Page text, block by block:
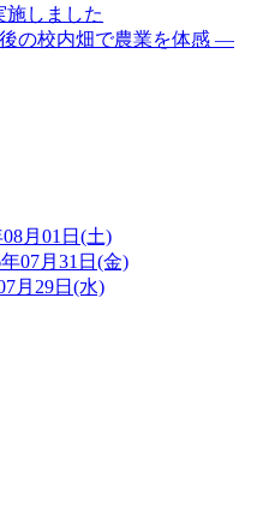
しました
の校内畑で農業を体感 ―
08月01日(土)
年07月31日(金)
月29日(水)